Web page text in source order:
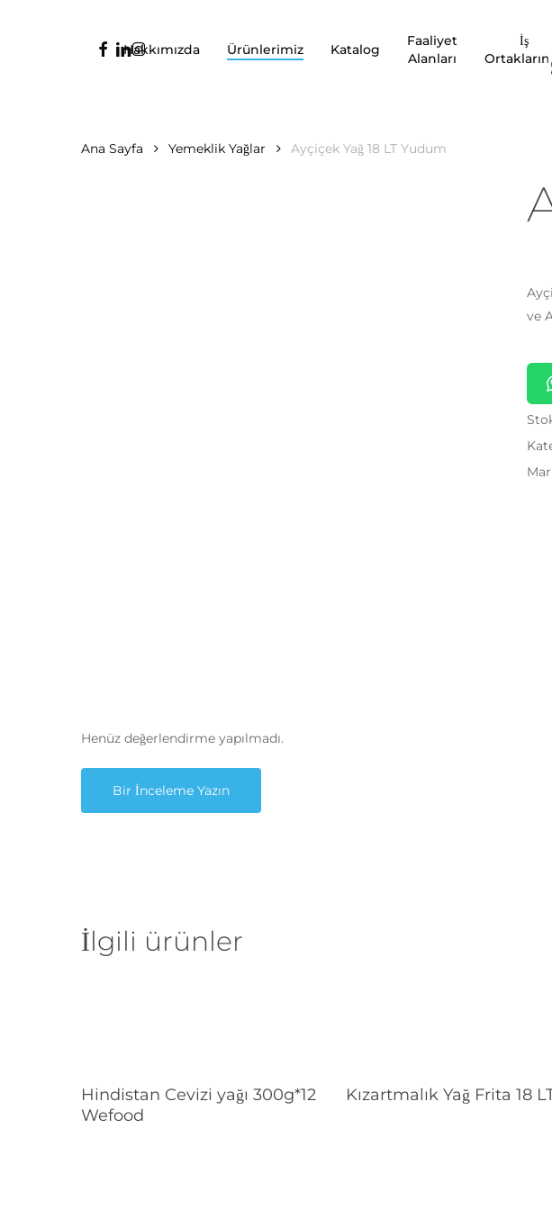
Hakkımızda Ürünlerimiz Katalog
Faaliyet
Alanları
İş
facebook
linkedin
instagram
Ana Sayfa Yemeklik Yağlar Ayçiçek Yağ 18 LT Yudum
ve
Henüz değerlendirme yapılmadı.
Bir İnceleme Yazın
İlgili ürünler
Devamını Oku
Hindistan Cevizi yağı 300g*12
Wefood
Devamını Oku
Kızartmalık Yağ Frita 18